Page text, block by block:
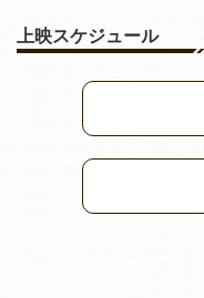
上映スケジュール